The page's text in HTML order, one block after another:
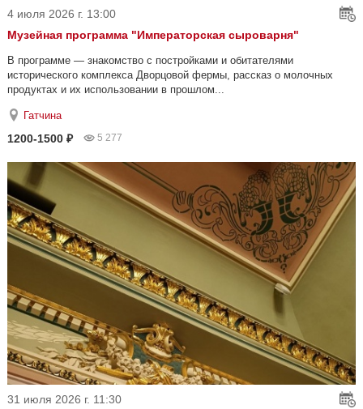
4 июля 2026 г. 13:00
Музейная программа "Императорская сыроварня"
В программе — знакомство с постройками и обитателями
исторического комплекса Дворцовой фермы, рассказ о молочных
продуктах и их использовании в прошлом...
Гатчина
1200-1500 ₽ 5 277
31 июля 2026 г. 11:30